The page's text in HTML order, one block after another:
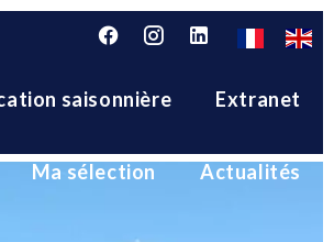
saisonnière Extranet
Ma sélection Actualités